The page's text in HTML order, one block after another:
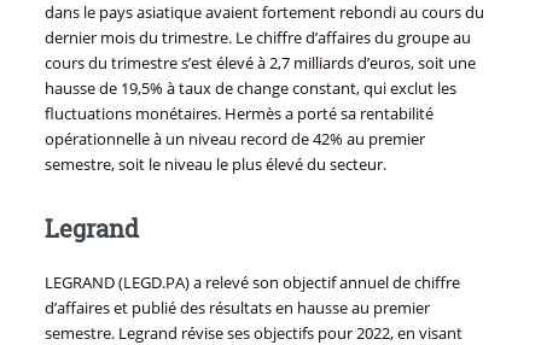
dans le pays asiatique avaient fortement rebondi au cours du
dernier mois du trimestre. Le chiffre d’affaires du groupe au
cours du trimestre s’est élevé à 2,7 milliards d’euros, soit une
hausse de 19,5% à taux de change constant, qui exclut les
fluctuations monétaires. Hermès a porté sa rentabilité
opérationnelle à un niveau record de 42% au premier
semestre, soit le niveau le plus élevé du secteur.
Legrand
LEGRAND (LEGD.PA) a relevé son objectif annuel de chiffre
d’affaires et publié des résultats en hausse au premier
semestre. Legrand révise ses objectifs pour 2022, en visant